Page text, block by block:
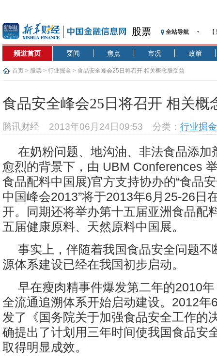
股票 全站导航
记
央
沥
济
频道首页 要闻 焦点 市况 政策
首页 > 股票 > 行业掘金 > 食品安全峰会25日将召开 相关概念股受益
食品安全峰会25日将召开 相关概
腾讯财经 2013年06月24日09:53 分类： 行业掘金
在奶粉问题、地沟油、非法食品添加
愈烈的背景下，由 UBM Conferences
食品配料中国展)官方支持协办的“食品
中国峰会2013”将于2013年6月25-26日
开。同期还将举办第十五届亚洲食品配
五届健康原料、天然原料中国展。
事实上，伴随着我国食品安全问题不
源体系建设已经在我国初步启动。
早在瘦肉精事件爆发第二年的2010
全流通追溯体系开始启动建设。2012年
发了《国务院关于加强食品安全工作的
确提出了计划用三年时间使我国食品安
取得明显成效。